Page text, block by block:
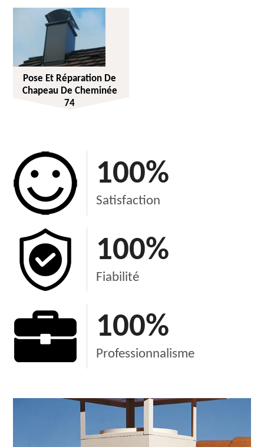
Pose Et Réparation De
Chapeau De Cheminée
74
100%
Satisfaction
100%
Fiabilité
100%
Professionnalisme